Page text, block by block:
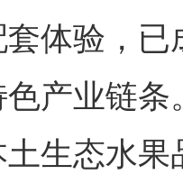
体验，
产业链
生态水